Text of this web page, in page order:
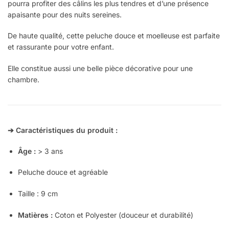
pourra profiter des câlins les plus tendres et d’une présence
apaisante pour des nuits sereines.
De haute qualité, cette peluche douce et moelleuse est parfaite
et rassurante pour votre enfant.
Elle constitue aussi une belle pièce décorative pour une
chambre.
➔ Caractéristiques du produit :
Âge : > 3 ans
Peluche douce et agréable
Taille : 9 cm
Matières : Coton et Polyester (douceur et durabilité)